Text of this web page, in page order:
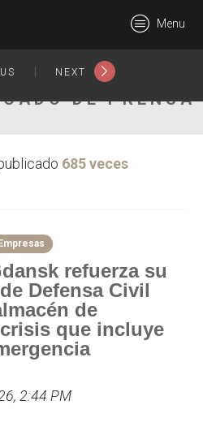
Menu
NEXT
DE PRENSA
685 veces
Empresas
refuerza su
Defensa Civil
de
que incluye
2:44 PM